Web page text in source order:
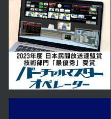
2026
1月10
レ！？